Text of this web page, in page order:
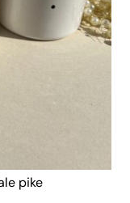
pike